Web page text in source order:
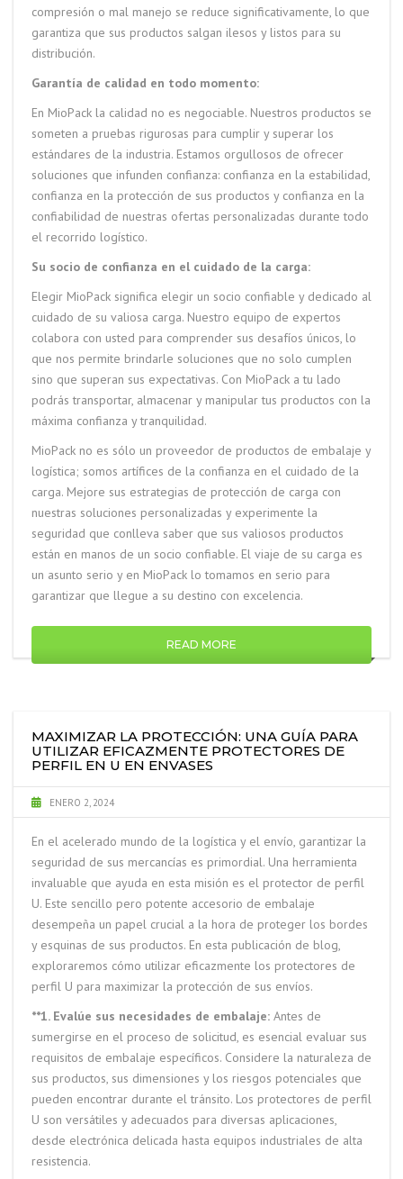
compresión o mal manejo se reduce significativamente, lo que
garantiza que sus productos salgan ilesos y listos para su
distribución.
Garantía de calidad en todo momento:
En MioPack la calidad no es negociable. Nuestros productos se
someten a pruebas rigurosas para cumplir y superar los
estándares de la industria. Estamos orgullosos de ofrecer
soluciones que infunden confianza: confianza en la estabilidad,
confianza en la protección de sus productos y confianza en la
confiabilidad de nuestras ofertas personalizadas durante todo
el recorrido logístico.
Su socio de confianza en el cuidado de la carga:
Elegir MioPack significa elegir un socio confiable y dedicado al
cuidado de su valiosa carga. Nuestro equipo de expertos
colabora con usted para comprender sus desafíos únicos, lo
que nos permite brindarle soluciones que no solo cumplen
sino que superan sus expectativas. Con MioPack a tu lado
podrás transportar, almacenar y manipular tus productos con la
máxima confianza y tranquilidad.
MioPack no es sólo un proveedor de productos de embalaje y
logística; somos artífices de la confianza en el cuidado de la
carga. Mejore sus estrategias de protección de carga con
nuestras soluciones personalizadas y experimente la
seguridad que conlleva saber que sus valiosos productos
están en manos de un socio confiable. El viaje de su carga es
un asunto serio y en MioPack lo tomamos en serio para
garantizar que llegue a su destino con excelencia.
READ MORE
MAXIMIZAR LA PROTECCIÓN: UNA GUÍA PARA
UTILIZAR EFICAZMENTE PROTECTORES DE
PERFIL EN U EN ENVASES
ENERO 2, 2024
En el acelerado mundo de la logística y el envío, garantizar la
seguridad de sus mercancías es primordial. Una herramienta
invaluable que ayuda en esta misión es el protector de perfil
U. Este sencillo pero potente accesorio de embalaje
desempeña un papel crucial a la hora de proteger los bordes
y esquinas de sus productos. En esta publicación de blog,
exploraremos cómo utilizar eficazmente los protectores de
perfil U para maximizar la protección de sus envíos.
**1. Evalúe sus necesidades de embalaje: Antes de
sumergirse en el proceso de solicitud, es esencial evaluar sus
requisitos de embalaje específicos. Considere la naturaleza de
sus productos, sus dimensiones y los riesgos potenciales que
pueden encontrar durante el tránsito. Los protectores de perfil
U son versátiles y adecuados para diversas aplicaciones,
desde electrónica delicada hasta equipos industriales de alta
resistencia.